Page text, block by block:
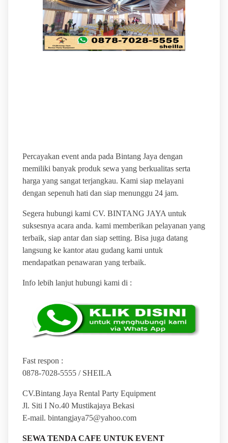
Percayakan event anda pada Bintang Jaya dengan
memiliki banyak produk sewa yang berkualitas serta
harga yang sangat terjangkau. Kami siap melayani
dengan sepenuh hati dan siap menunggu 24 jam.
Segera hubungi kami CV. BINTANG JAYA untuk
suksesnya acara anda. kami memberikan pelayanan yang
terbaik, siap antar dan siap setting. Bisa juga datang
langsung ke kantor atau gudang kami untuk
mendapatkan penawaran yang terbaik.
Info lebih lanjut hubungi kami di :
Fast respon :
0878-7028-5555 / SHEILA
CV.Bintang Jaya Rental Party Equipment
Jl. Siti I No.40 Mustikajaya Bekasi
E-mail. bintangjaya75@yahoo.com
SEWA TENDA CAFE UNTUK EVENT